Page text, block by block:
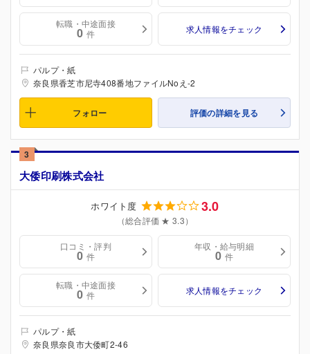
転職・中途面接
0 件 求人情報をチェック
パルプ・紙
奈良県香芝市尼寺408番地ファイルNoえ-2
フォロー 評価の詳細を見る
3
大倭印刷株式会社
ホワイト度 3.0
（総合評価 ★ 3.3）
口コミ・評判
0 件
年収・給与明細
0 件
転職・中途面接
0 件 求人情報をチェック
パルプ・紙
奈良県奈良市大倭町2-46